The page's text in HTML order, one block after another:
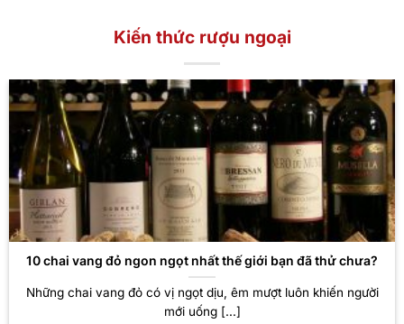
Kiến thức rượu ngoại
10 chai vang đỏ ngon ngọt nhất thế giới bạn đã thử chưa?
Những chai vang đỏ có vị ngọt dịu, êm mượt luôn khiến người
mới uống [...]